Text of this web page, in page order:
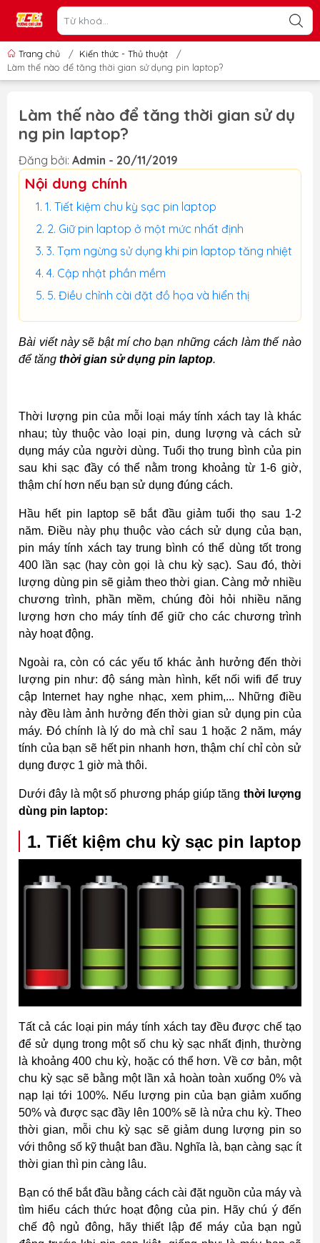
Trang chủ / Kiến thức - Thủ thuật
/
Làm thế nào để tăng thời gian sử dụng pin laptop?
Làm thế nào để tăng thời gian sử dụ
ng pin laptop?
Đăng bởi: Admin - 20/11/2019
Nội dung chính
1. Tiết kiệm chu kỳ sạc pin laptop
2. Giữ pin laptop ở một mức nhất định
3. Tạm ngừng sử dụng khi pin laptop tăng nhiệt
4. Cập nhật phần mềm
5. Điều chỉnh cài đặt đồ họa và hiển thị
Bài viết này sẽ bật mí cho bạn những cách làm thế nào
để tăng thời gian sử dụng pin laptop.
Thời lượng pin của mỗi loại máy tính xách tay là khác
nhau; tùy thuộc vào loại pin, dung lượng và cách sử
dụng máy của người dùng. Tuổi thọ trung bình của pin
sau khi sạc đầy có thể nằm trong khoảng từ 1-6 giờ,
thậm chí hơn nếu bạn sử dụng đúng cách.
Hầu hết pin laptop sẽ bắt đầu giảm tuổi thọ sau 1-2
năm. Điều này phụ thuộc vào cách sử dụng của bạn,
pin máy tính xách tay trung bình có thể dùng tốt trong
400 lần sạc (hay còn gọi là chu kỳ sạc). Sau đó, thời
lượng dùng pin sẽ giảm theo thời gian. Càng mở nhiều
chương trình, phần mềm, chúng đòi hỏi nhiều năng
lượng hơn cho máy tính để giữ cho các chương trình
này hoạt động.
Ngoài ra, còn có các yếu tố khác ảnh hưởng đến thời
lượng pin như: độ sáng màn hình, kết nối wifi để truy
cập Internet hay nghe nhạc, xem phim,... Những điều
này đều làm ảnh hưởng đến thời gian sử dụng pin của
máy. Đó chính là lý do mà chỉ sau 1 hoặc 2 năm, máy
tính của bạn sẽ hết pin nhanh hơn, thậm chí chỉ còn sử
dụng được 1 giờ mà thôi.
Dưới đây là một số phương pháp giúp tăng thời lượng
dùng pin laptop:
1. Tiết kiệm chu kỳ sạc pin laptop
Tất cả các loại pin máy tính xách tay đều được chế tạo
để sử dụng trong một số chu kỳ sạc nhất định, thường
là khoảng 400 chu kỳ, hoặc có thể hơn. Về cơ bản, một
chu kỳ sạc sẽ bằng một lần xả hoàn toàn xuống 0% và
nạp lại tới 100%. Nếu lượng pin của bạn giảm xuống
50% và được sạc đầy lên 100% sẽ là nửa chu kỳ. Theo
thời gian, mỗi chu kỳ sạc sẽ giảm dung lượng pin so
với thông số kỹ thuật ban đầu. Nghĩa là, bạn càng sạc ít
thời gian thì pin càng lâu.
Bạn có thể bắt đầu bằng cách cài đặt nguồn của máy và
tìm hiểu cách thức hoạt động của pin. Hãy chú ý đến
chế độ ngủ đông, hãy thiết lập để máy của bạn ngủ